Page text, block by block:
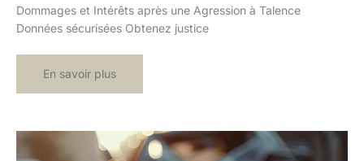
Dommages et Intérêts après une Agression à Talence
Données sécurisées Obtenez justice
Dommages
Intérêts
Agression
Talence
En savoir plus